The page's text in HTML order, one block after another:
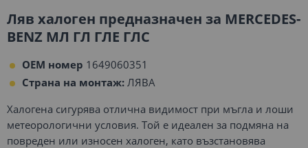
Ляв халоген предназначен за MERCEDES-
BENZ МЛ ГЛ ГЛЕ ГЛС
OEM номер 1649060351
Страна на монтаж: ЛЯВА
Халогена сигурява отлична видимост при мъгла и лоши
метеорологични условия. Той е идеален за подмяна на
повреден или износен халоген, като възстановява